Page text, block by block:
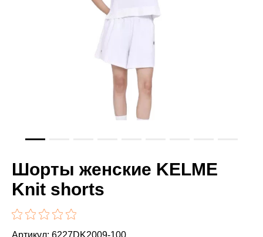
Шорты женские KELME
Knit shorts
Артикул: 6227DK2009-100